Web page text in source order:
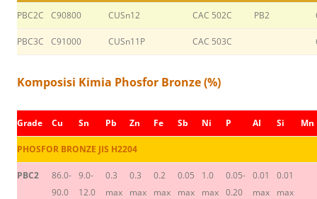
PBC2C C90800 CUSn12 CAC 502C PB2
PBC3C C91000 CUSn11P CAC 503C
Komposisi Kimia Phosfor Bronze (%)
Grade Cu Sn Pb Zn Fe Sb Ni P AI Si Mn
PHOSFOR BRONZE JIS H2204
PBC2
86.0-
90.0
9.0-
12.0
0.3
max
0.3
max
0.2
max
0.05
max
1.0
max
0.05-
0.20
0.01
max
0.01
max